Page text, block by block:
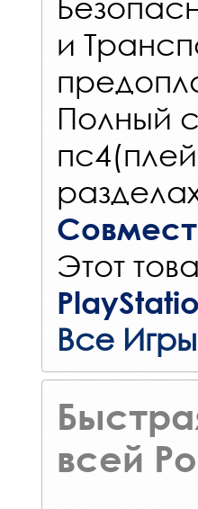
и
Полный
Этот
Все
всей